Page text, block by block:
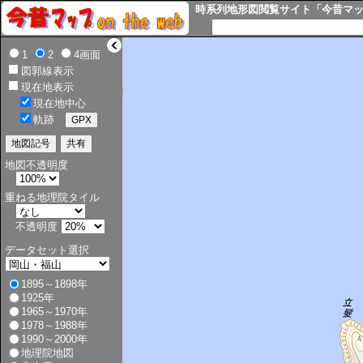
> 時系列地形図閲覧サイト「今昔マ
1 2
4画面
図郭線表示
現在地表示
現在地中心
軌跡
地図不透明度
重ねる地理院タイル
不透明度
データセット選択
1895～1898年
1925年
1965～1970年
1978～1988年
1990～2000年
地理院地図